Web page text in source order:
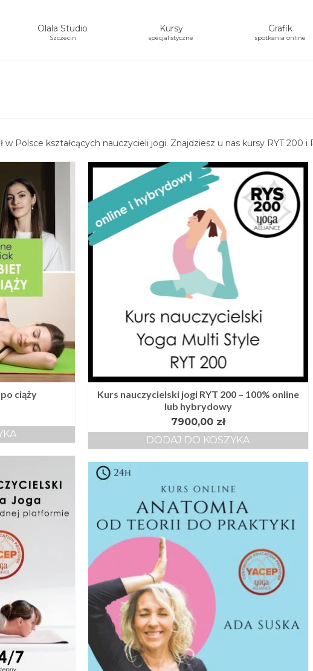
Olala Studio
Szczecin
Kursy
specjalistyczne
Grafik
spotkania online
Polsce kształcących nauczycieli jogi. Znajdziesz u nas kursy RYT 200
ciąży
Kurs nauczycielski jogi RYT 200 – 100% online
lub hybrydowy
7900,00 zł
DODAJ DO KOSZYKA